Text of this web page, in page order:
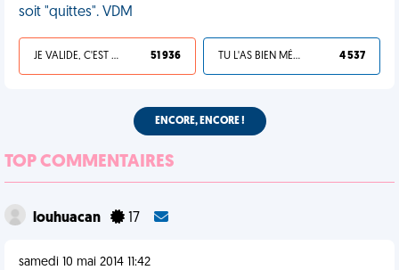
soit "quittes". VDM
JE VALIDE, C'EST UNE VDM 51 936 TU L'AS BIEN MÉRITÉ 4 537
ENCORE, ENCORE !
TOP COMMENTAIRES
louhuacan 17
samedi 10 mai 2014 11:42